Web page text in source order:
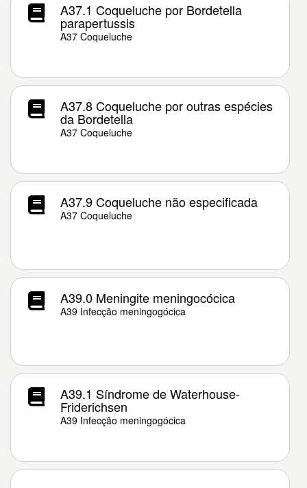
A37.1 Coqueluche por Bordetella
parapertussis
A37 Coqueluche
A37.8 Coqueluche por outras espécies
da Bordetella
A37 Coqueluche
A37.9 Coqueluche não especificada
A37 Coqueluche
A39.0 Meningite meningocócica
A39 Infecção meningogócica
A39.1 Síndrome de Waterhouse-
Friderichsen
A39 Infecção meningogócica